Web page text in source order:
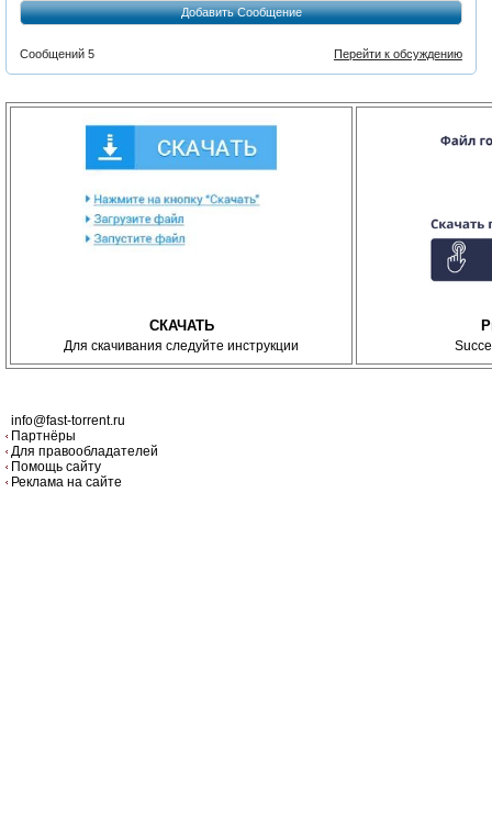
Добавить Сообщение
Сообщений 5 Перейти к обсуждению
СКАЧАТЬ
Для скачивания следуйте инструкции
info@fast-torrent.ru
Партнёры
Для правообладателей
Помощь сайту
Реклама на сайте